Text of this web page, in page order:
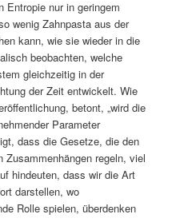
Entropie nur in geringem
wenig Zahnpasta aus der
kann, wie sie wieder in die
beobachten, welche
gleichzeitig in der
der Zeit entwickelt. Wie
betont, „wird die
Parameter
dass die Gesetze, die den
regeln, viel
hindeuten, dass wir die Art
darstellen, wo
Rolle spielen, überdenken